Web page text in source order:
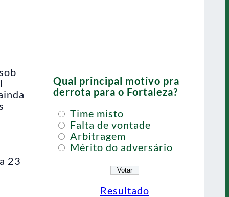
23
Qual principal motivo pra
derrota para o Fortaleza?
Time misto
Falta de vontade
Arbitragem
Mérito do adversário
Resultado